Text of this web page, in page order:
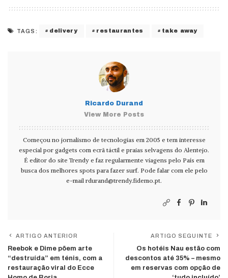
TAGS: delivery restaurantes take away
Ricardo Durand
View More Posts
Começou no jornalismo de tecnologias em 2005 e tem interesse
especial por gadgets com ecrã táctil e praias selvagens do Alentejo.
É editor do site Trendy e faz regularmente viagens pelo País em
busca dos melhores spots para fazer surf. Pode falar com ele pelo
e-mail rdurand@trendy.fidemo.pt.
ARTIGO ANTERIOR
Reebok e Dime põem arte
“destruída” em ténis, com a
restauração viral do Ecce
ARTIGO SEGUINTE
Os hotéis Nau estão com
descontos até 35% – mesmo
em reservas com opção de